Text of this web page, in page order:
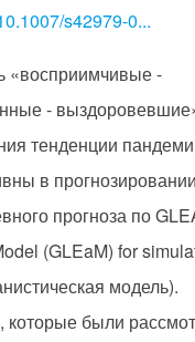
s42979-0...
«восприимчивые -
-
тенденции
в
прогноза по
(GLEaM) for
модель).
которые были